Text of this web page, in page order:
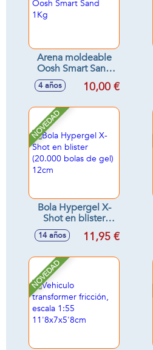
Arena moldeable
Oosh Smart Sand
1Kg
4 años 10,00 €
NOVEDAD
Bola Hypergel X-
Shot en blister
(20.000 bolas de
gel) 12cm
14 años 11,95 €
NOVEDAD